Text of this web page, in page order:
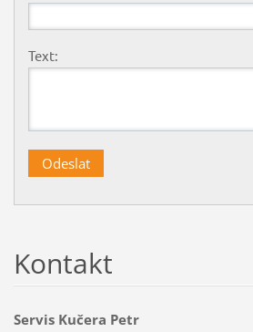
Text:
Kontakt
Servis Kučera Petr